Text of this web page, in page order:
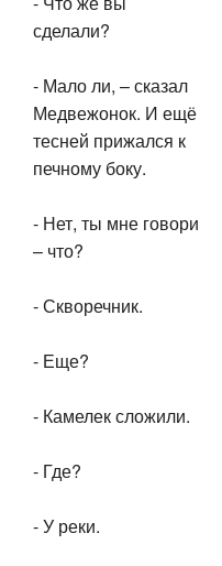
сделали?
- Мало ли, – сказал
Медвежонок. И ещё
тесней прижался к
печному боку.
- Нет, ты мне говори
– что?
- Скворечник.
- Еще?
- Камелек сложили.
- Где?
- У реки.